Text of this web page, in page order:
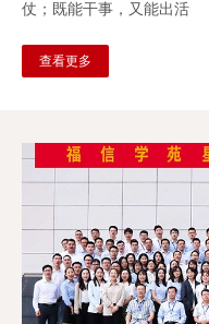
仗；既能干事，又能出活
查看更多